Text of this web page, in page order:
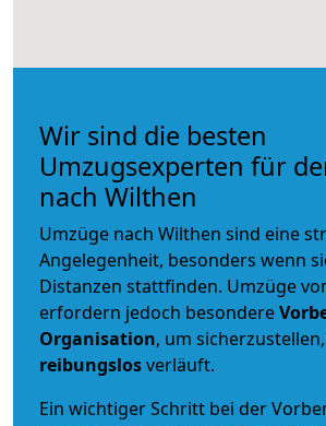
Wir sind die besten
Umzugsexperten für
nach Wilthen
Umzüge nach Wilthen sind eine
Angelegenheit, besonders wenn
Distanzen stattfinden. Umzüge
erfordern jedoch besondere
Organisation, um
reibungslosverläuft.
Ein wichtiger Schritt bei der